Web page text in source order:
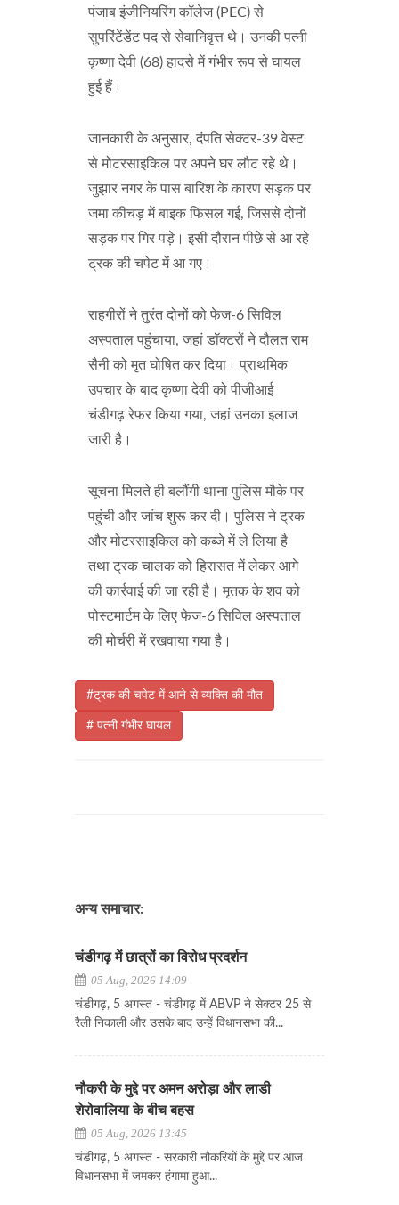
पंजाब इंजीनियरिंग कॉलेज (PEC) से
सुपरिंटेंडेंट पद से सेवानिवृत्त थे। उनकी पत्नी
कृष्णा देवी (68) हादसे में गंभीर रूप से घायल
हुई हैं।
जानकारी के अनुसार, दंपति सेक्टर-39 वेस्ट
से मोटरसाइकिल पर अपने घर लौट रहे थे।
जुझार नगर के पास बारिश के कारण सड़क पर
जमा कीचड़ में बाइक फिसल गई, जिससे दोनों
सड़क पर गिर पड़े। इसी दौरान पीछे से आ रहे
ट्रक की चपेट में आ गए।
राहगीरों ने तुरंत दोनों को फेज-6 सिविल
अस्पताल पहुंचाया, जहां डॉक्टरों ने दौलत राम
सैनी को मृत घोषित कर दिया। प्राथमिक
उपचार के बाद कृष्णा देवी को पीजीआई
चंडीगढ़ रेफर किया गया, जहां उनका इलाज
जारी है।
सूचना मिलते ही बलौंगी थाना पुलिस मौके पर
पहुंची और जांच शुरू कर दी। पुलिस ने ट्रक
और मोटरसाइकिल को कब्जे में ले लिया है
तथा ट्रक चालक को हिरासत में लेकर आगे
की कार्रवाई की जा रही है। मृतक के शव को
पोस्टमार्टम के लिए फेज-6 सिविल अस्पताल
की मोर्चरी में रखवाया गया है।
#ट्रक की चपेट में आने से व्यक्ति की मौत
# पत्नी गंभीर घायल
अन्य समाचार:
चंडीगढ़ में छात्रों का विरोध प्रदर्शन
05 Aug, 2026 14:09
चंडीगढ़, 5 अगस्त - चंडीगढ़ में ABVP ने सेक्टर 25 से
रैली निकाली और उसके बाद उन्हें विधानसभा की...
नौकरी के मुद्दे पर अमन अरोड़ा और लाडी
शेरोवालिया के बीच बहस
05 Aug, 2026 13:45
चंडीगढ़, 5 अगस्त - सरकारी नौकरियों के मुद्दे पर आज
विधानसभा में जमकर हंगामा हुआ...